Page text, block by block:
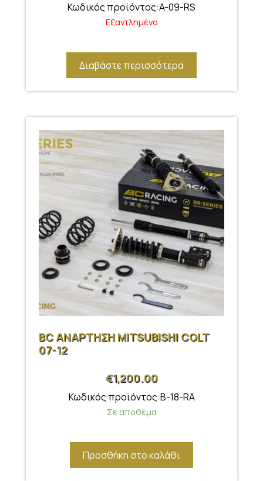
Κωδικός προϊόντος:A-09-RS
Εξαντλημένο
Διαβάστε περισσότερα
BC ΑΝΑΡΤΗΣΗ MITSUBISHI COLT
07-12
€1,200.00
Κωδικός προϊόντος:B-18-RA
Σε απόθεμα
Προσθήκη στο καλάθι